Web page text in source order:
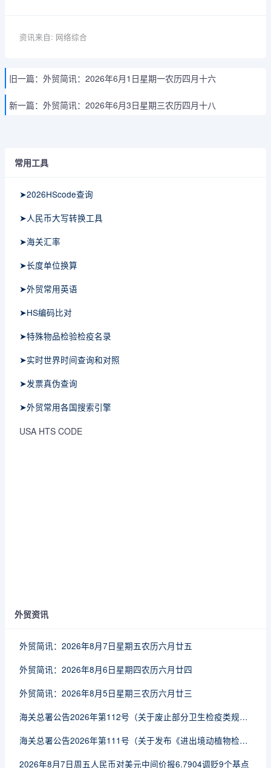
资讯来自: 网络综合
旧一篇： 外贸简讯：2026年6月1日星期一农历四月十六
新一篇： 外贸简讯：2026年6月3日星期三农历四月十八
常用工具
➤2026HScode查询
➤人民币大写转换工具
➤海关汇率
➤长度单位换算
➤外贸常用英语
➤HS编码比对
➤特殊物品检验检疫名录
➤实时世界时间查询和对照
➤发票真伪查询
➤外贸常用各国搜索引擎
USA HTS CODE
外贸资讯
外贸简讯：2026年8月7日星期五农历六月廿五
外贸简讯：2026年8月6日星期四农历六月廿四
外贸简讯：2026年8月5日星期三农历六月廿三
海关总署公告2026年第112号（关于废止部分卫生检疫类规范性文件的公告）
海关总署公告2026年第111号（关于发布《进出境动植物检疫处理监督管理工作规定》《进出境卫生处理监督管理工作规定》的公告）
2026年8月7日周五人民币对美元中间价报6.7904调贬9个基点